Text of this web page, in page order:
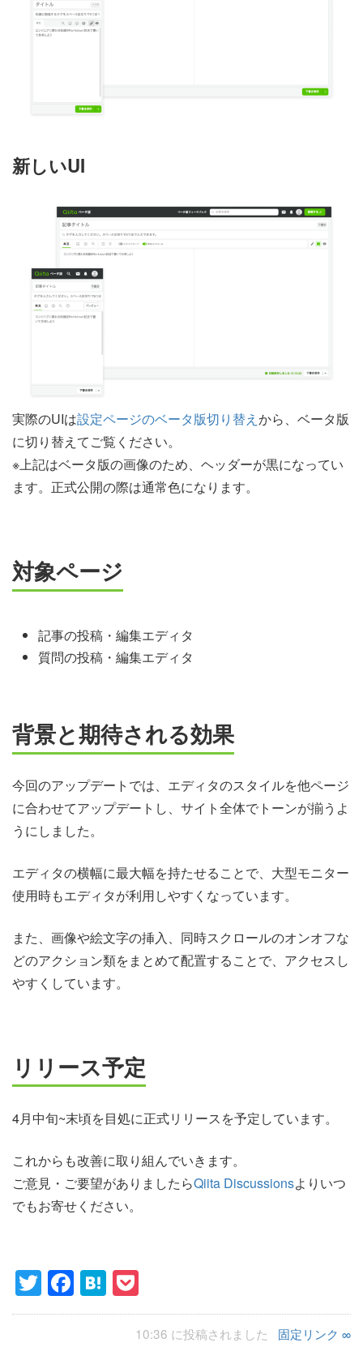
新しいUI
実際のUIは設定ページのベータ版切り替え から、ベータ版
に切り替えてご覧ください。
※上記はベータ版の画像のため、ヘッダーが黒になってい
ます。正式公開の際は通常色になります。
対象ページ
記事の投稿・編集エディタ
質問の投稿・編集エディタ
背景と期待される効果
今回のアップデートでは、エディタのスタイルを他ページ
に合わせてアップデートし、サイト全体でトーンが揃うよ
うにしました。
エディタの横幅に最大幅を持たせることで、大型モニター
使用時もエディタが利用しやすくなっています。
また、画像や絵文字の挿入、同時スクロールのオンオフな
どのアクション類をまとめて配置することで、アクセスし
やすくしています。
リリース予定
4月中旬~末頃を目処に正式リリースを予定しています。
これからも改善に取り組んでいきます。
ご意見・ご要望がありましたらQiita Discussionsよりいつ
でもお寄せください。
Twitter
Facebook
Hatena
10:36 に投稿されました 固定リンク ∞